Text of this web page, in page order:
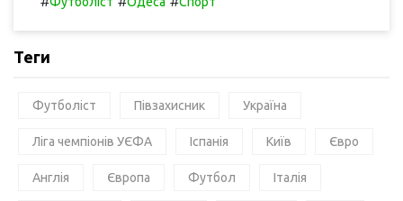
Теги
Футболіст Півзахисник Україна
Ліга чемпіонів УЄФА Іспанія Київ Євро
Англія Європа Футбол Італія